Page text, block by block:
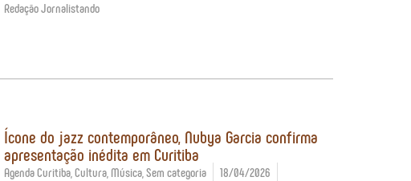
Redação Jornalistando
Ícone do jazz contemporâneo, Nubya Garcia confirma
apresentação inédita em Curitiba
Agenda Curitiba, Cultura, Música, Sem categoria
18/04/2026